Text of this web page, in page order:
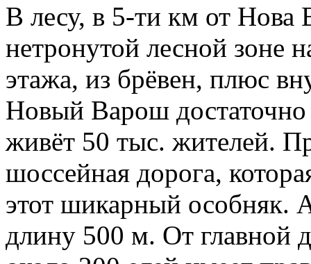
В лесу, в 5-ти км от Нова
нетронутой лесной зоне
этажа, из брёвен, плюс
Новый Варош
живёт 50 тыс. жителей.
шоссейная дорога,
этот шикарный особняк.
длину 500 м. От главной